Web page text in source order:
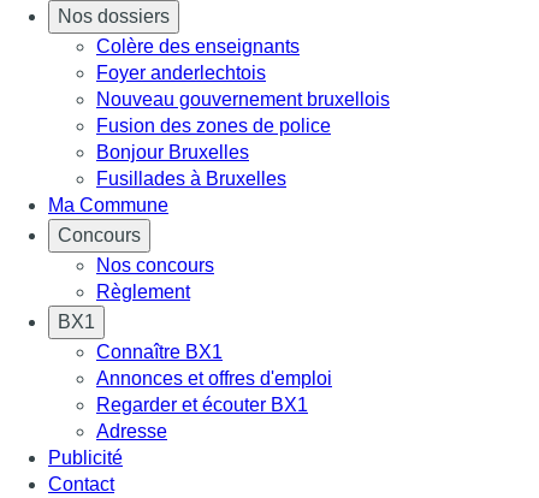
Nos dossiers
Colère des enseignants
Foyer anderlechtois
Nouveau gouvernement bruxellois
Fusion des zones de police
Bonjour Bruxelles
Fusillades à Bruxelles
Ma Commune
Concours
Nos concours
Règlement
BX1
Connaître BX1
Annonces et offres d'emploi
Regarder et écouter BX1
Adresse
Publicité
Contact